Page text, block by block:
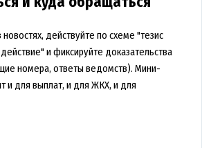
действуйте по схеме "тезис
и фиксируйте доказательства
номера, ответы ведомств). Мини-
и для выплат, и для ЖКХ, и для